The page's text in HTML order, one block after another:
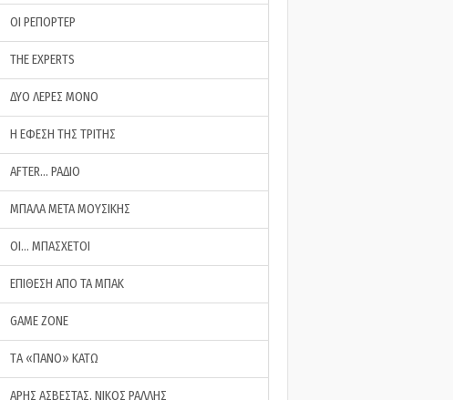
ΟΙ ΡΕΠΟΡΤΕΡ
THE EXPERTS
ΔΥΟ ΛΕΡΕΣ ΜΟΝΟ
Η ΕΦΕΣΗ ΤΗΣ ΤΡΙΤΗΣ
AFTER… ΡΑΔΙΟ
ΜΠΑΛΑ ΜΕΤΑ ΜΟΥΣΙΚΗΣ
ΟΙ… ΜΠΑΣΧΕΤΟΙ
ΕΠΙΘΕΣΗ ΑΠΟ ΤΑ ΜΠΑΚ
GAME ZONE
ΤA «ΠΑΝΟ» ΚΑΤΩ
ΑΡΗΣ ΑΣΒΕΣΤΑΣ, ΝΙΚΟΣ ΡΑΛΛΗΣ